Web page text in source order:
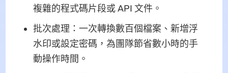
複雜的程式碼片段或 API 文件。
批次處理：一次轉換數百個檔案、新增浮
水印或設定密碼，為團隊節省數小時的手
動操作時間。